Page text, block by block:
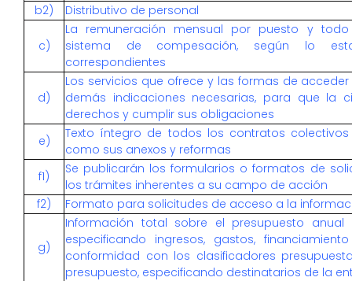
b2)
Distributivo de personal
c)
La remuneración mensual por puesto y
sistema de compesación, según lo
correspondientes
d)
Los servicios que ofrece y las formas de
demás indicaciones necesarias, para que la
derechos y cumplir sus obligaciones
e)
Texto íntegro de todos los contratos
como sus anexos y reformas
f1)
Se publicarán los formularios o formatos de
los trámites inherentes a su campo de acción
f2)
Formato para solicitudes de acceso a la
g)
Información total sobre el presupuesto anual
especificando ingresos, gastos,
conformidad con los clasificadores
presupuesto, especificando destinatarios de la